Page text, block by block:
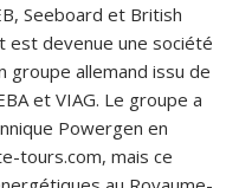
Seeboard et British
est devenue une société
groupe allemand issu de
et VIAG. Le groupe a
Powergen en
tours.com, mais ce